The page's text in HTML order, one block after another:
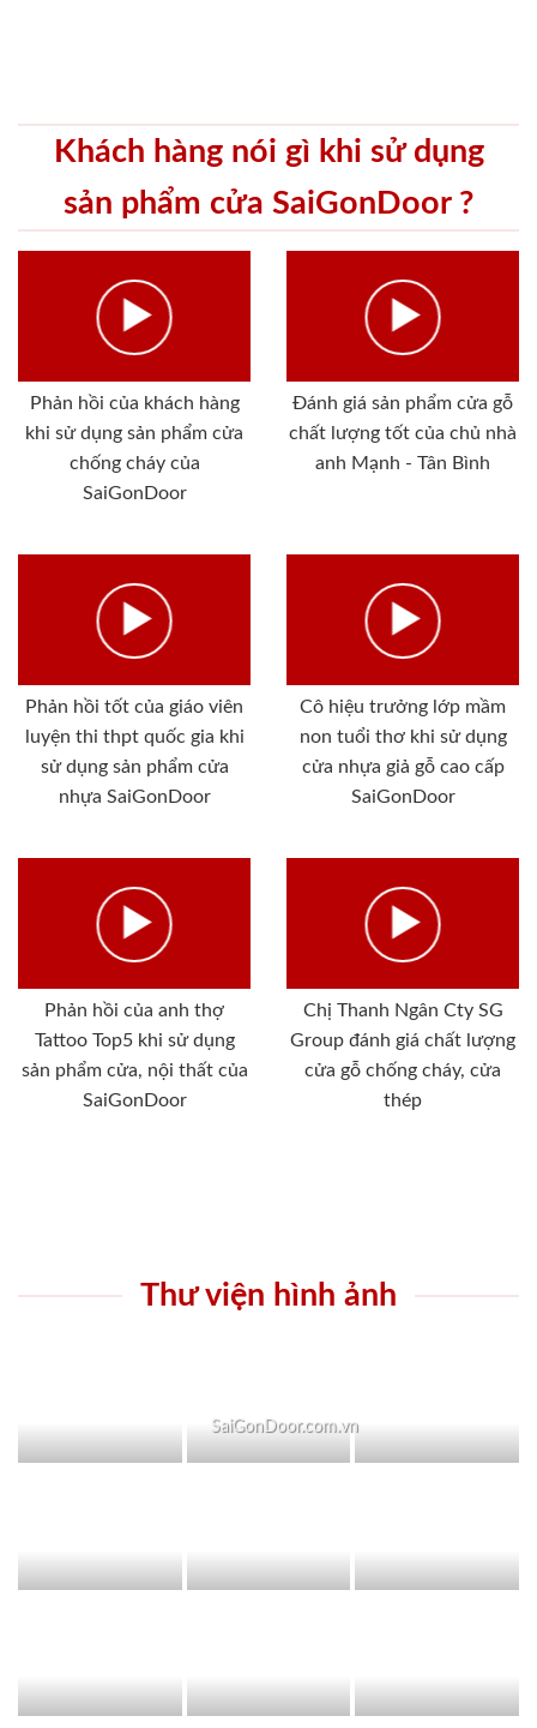
Khách hàng nói gì khi sử dụng
sản phẩm cửa SaiGonDoor ?
Phản hồi của khách hàng
khi sử dụng sản phẩm cửa
chống cháy của
SaiGonDoor
Đánh giá sản phẩm cửa gỗ
chất lượng tốt của chủ nhà
anh Mạnh - Tân Bình
Phản hồi tốt của giáo viên
luyện thi thpt quốc gia khi
sử dụng sản phẩm cửa
nhựa SaiGonDoor
Cô hiệu trưởng lớp mầm
non tuổi thơ khi sử dụng
cửa nhựa giả gỗ cao cấp
SaiGonDoor
Phản hồi của anh thợ
Tattoo Top5 khi sử dụng
sản phẩm cửa, nội thất của
SaiGonDoor
Chị Thanh Ngân Cty SG
Group đánh giá chất lượng
cửa gỗ chống cháy, cửa
thép
Thư viện hình ảnh
SaiGonDoor.com.vn